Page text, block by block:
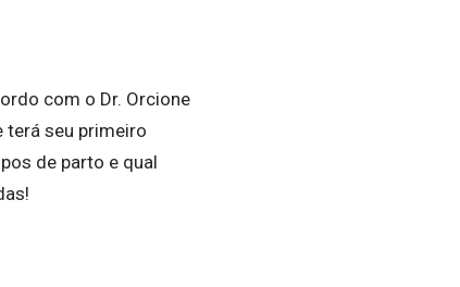
com o Dr. Orcione
terá seu primeiro
de parto e qual